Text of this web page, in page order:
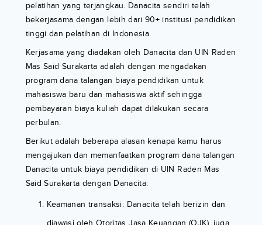
pelatihan yang terjangkau. Danacita sendiri telah
bekerjasama dengan lebih dari 90+ institusi pendidikan
tinggi dan pelatihan di Indonesia.
Kerjasama yang diadakan oleh Danacita dan UIN Raden
Mas Said Surakarta adalah dengan mengadakan
program dana talangan biaya pendidikan untuk
mahasiswa baru dan mahasiswa aktif sehingga
pembayaran biaya kuliah dapat dilakukan secara
perbulan.
Berikut adalah beberapa alasan kenapa kamu harus
mengajukan dan memanfaatkan program dana talangan
Danacita untuk biaya pendidikan di UIN Raden Mas
Said Surakarta dengan Danacita:
Keamanan transaksi: Danacita telah berizin dan
diawasi oleh Otoritas Jasa Keuangan (OJK), juga